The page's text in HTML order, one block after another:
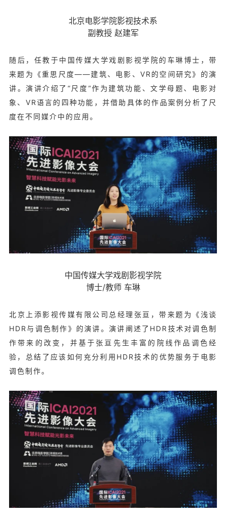
北京电影学院影视技术系
副教授 赵建军
随后，任教于中国传媒大学戏剧影视学院的车琳博士，带
来题为《重思尺度——建筑、电影、VR的空间研究》的演
讲。演讲介绍了“尺度”作为建筑功能、文学母题、电影对
象、VR语言的四种功能，并借助具体的作品案例分析了尺
度在不同媒介中的应用。
中国传媒大学戏剧影视学院
博士/教师 车琳
北京上添影视传媒有限公司总经理张亘，带来题为《浅谈
HDR与调色制作》的演讲。演讲阐述了HDR技术对调色制
作带来的改变，并基于张亘先生丰富的院线作品调色经
验，总结了应该如何充分利用HDR技术的优势服务于电影
调色制作。